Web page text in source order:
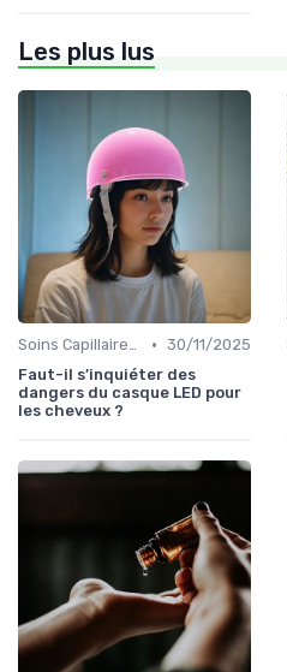
Les plus lus
Soins Capillaires Bio • 30/11/2025
Faut-il s’inquiéter des
dangers du casque LED pour
les cheveux ?